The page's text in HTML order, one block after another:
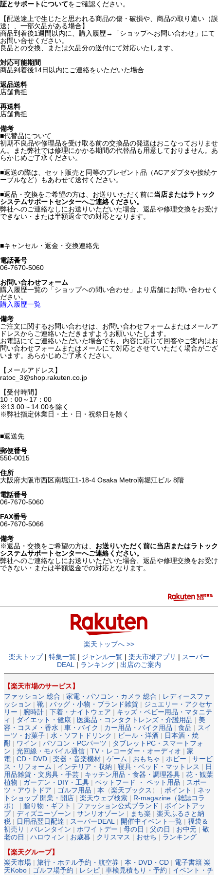
証とサポートについてをご確認ください。
【配送途上で生じたと思われる商品の傷・破損や、商品の取り違い（誤
送）、一部欠品がある場合】
商品到着後1週間以内に、購入履歴→「ショップへお問い合わせ」にて
お問い合せください。
良品との交換、または欠品分の送付にて対応いたします。
対応可能期間
商品到着後14日以内にご連絡をいただいた場合
返品送料
店舗負担
再送料
店舗負担
備考
■代替品について
初期不良品や修理品を受け取る前の交換品の発送はおこなっておりませ
ん。また弊社では修理にかかる期間の代替品も用意しておりません。あ
らかじめご了承ください。
■返送の際は、セット販売と同等のプレゼント品（ACアダプタや接続ケ
ーブルなど）もあわせて送付ください。
■返品・交換をご希望の方は、お送りいただく前に当店またはラトック
システムサポートセンターへご連絡ください。
弊社へのご連絡なしにお送りいただいた場合、返品や修理交換をお受け
できない・または半額返金での対応となります。
■キャンセル・返金・交換連絡先
電話番号
06-7670-5060
お問い合わせフォーム
購入履歴一覧の「ショップヘの問い合わせ」より店舗にお問い合わせく
ださい。
購入履歴一覧
備考
ご注文に関するお問い合わせは、お問い合わせフォームまたはメールア
ドレスからご連絡いただきますようお願いいたします。
お電話にてご連絡いただいた場合でも、内容に応じて回答やご案内はお
問い合わせフォームまたはメールにて対応とさせていただく場合がござ
います。あらかじめご了承ください。
【メールアドレス】
ratoc_3@shop.rakuten.co.jp
【受付時間】
10：00～17：00
※13:00～14:00を除く
※弊社指定休業日・土・日・祝祭日を除く
■返送先
郵便番号
550-0015
住所
大阪府大阪市西区南堀江1-18-4 Osaka Metro南堀江ビル 8階
電話番号
06-7670-5060
FAX番号
06-7670-5066
備考
※返品・交換をご希望の方は、 お送りいただく前に当店またはラトック
システムサポートセンターへご連絡ください。
弊社へのご連絡なしにお送りいただいた場合、返品や修理交換をお受け
できない・または半額返金での対応となります。
楽天トップへ >>
楽天トップ| 特集一覧 | ジャンル一覧 | 楽天市場アプリ | スーパー
DEAL
| ランキング | 出店のご案内
【楽天市場のサービス】
ファッション 総合 | 家電・パソコン・カメラ 総合 | レディースファ
ッション | 靴 | バッグ・小物・ブランド雑貨 | ジュエリー・アクセサ
リー | 腕時計 | 下着・ナイトウェア | キッズ・ベビー用品・マタニテ
ィ | ダイエット・健康 | 医薬品・コンタクトレンズ・介護用品 | 美
容・コスメ・香水 | 車・バイク | カー用品・バイク用品 | 食品 | スイ
ーツ・お菓子 | 水・ソフトドリンク | ビール・洋酒 | 日本酒・焼
酎 | ワイン | パソコン・PCパーツ | タブレットPC・スマートフォ
ン | 光回線・モバイル通信 | TV・レコーダー・オーディオ | 家
電 | CD・DVD | 楽器・音楽機材 | ゲーム | おもちゃ | ホビー | サービ
ス・リフォーム | インテリア・収納 | 寝具・ベッド・マットレス | 日
用品雑貨・文房具・手芸 | キッチン用品・食器・調理器具 | 花・観葉
植物 | ガーデン・DIY・工具 | ペットフード ・ ペット用品 | スポー
ツ・アウトドア | ゴルフ用品 | 本 （楽天ブックス ） | ポイント | ネッ
トショップ 開業・開店 | 楽天ウェブ検索 | R-magazine（雑誌コラ
ボ）
| 贈り物・ギフト | ファッション公式ブランド | ポイントアッ
プ| ディズニーゾーン | サンリオゾーン | まち楽 | 楽天ふるさと納
税 | 日用品翌日配達 | スーパーDEAL | 開催中イベント一覧 | 福袋＆
初売り | バレンタイン | ホワイトデー | 母の日 | 父の日 | お中元 | 敬
老の日 | ハロウィン | お歳暮 | クリスマス | おせち | ランキング
【楽天グループ】
楽天市場 | 旅行・ホテル予約・航空券 | 本・DVD・CD | 電子書籍 楽
天Kobo | ゴルフ場予約 | レシピ | 車検見積もり・予約 | イベント・チ